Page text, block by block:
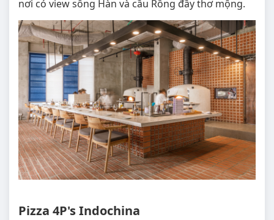
nơi có view sông Hàn và cầu Rồng đầy thơ mộng.
Pizza 4P's Indochina